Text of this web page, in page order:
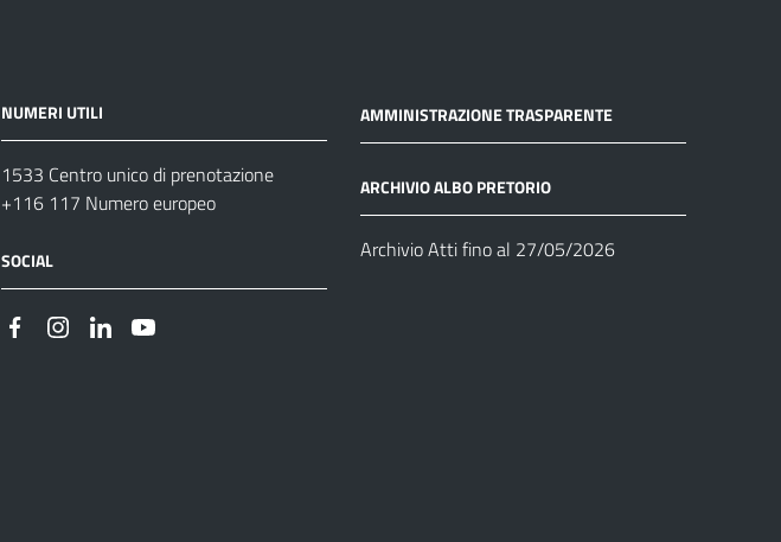
NUMERI UTILI
1533 Centro unico di prenotazione
+116 117 Numero europeo
SOCIAL
AMMINISTRAZIONE TRASPARENTE
ARCHIVIO ALBO PRETORIO
Archivio Atti fino al 27/05/2026